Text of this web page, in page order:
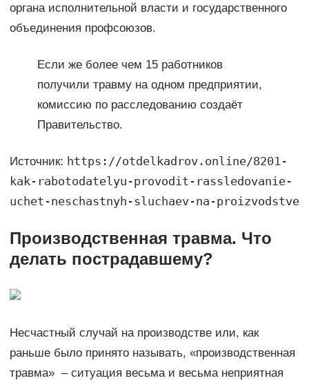
органа исполнительной власти и государственного
объединения профсоюзов.
Если же более чем 15 работников
получили травму на одном предприятии,
комиссию по расследованию создаёт
Правительство.
Источник: https://otdelkadrov.online/8201-
kak-rabotodatelyu-provodit-rassledovanie-
uchet-neschastnyh-sluchaev-na-proizvodstve
Производственная травма. Что
делать пострадавшему?
Несчастный случай на производстве или, как
раньше было принято называть, «производственная
травма» – ситуация весьма и весьма неприятная